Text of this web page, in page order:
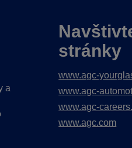
a
stránky
www.agc-
www.agc-
www.agc-
www.agc.com